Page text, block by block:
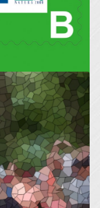
LIFE for LASCA.
izpostavite...